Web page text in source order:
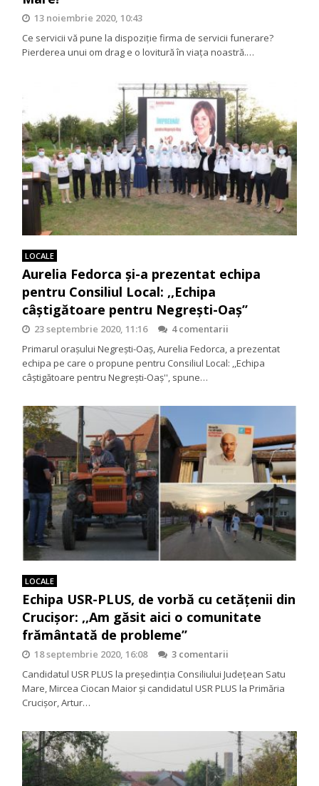
13 noiembrie 2020, 10:43
Ce servicii vă pune la dispoziție firma de servicii funerare?
Pierderea unui om drag e o lovitură în viața noastră.…
LOCALE
Aurelia Fedorca și-a prezentat echipa
pentru Consiliul Local: ,,Echipa
câștigătoare pentru Negrești-Oaș’’
23 septembrie 2020, 11:16
4 comentarii
Primarul orașului Negrești-Oaș, Aurelia Fedorca, a prezentat
echipa pe care o propune pentru Consiliul Local: ,,Echipa
câștigătoare pentru Negrești-Oaș'', spune…
LOCALE
Echipa USR-PLUS, de vorbă cu cetățenii din
Crucișor: ,,Am găsit aici o comunitate
frământată de probleme’’
18 septembrie 2020, 16:08
3 comentarii
Candidatul USR PLUS la președinția Consiliului Județean Satu
Mare, Mircea Ciocan Maior și candidatul USR PLUS la Primăria
Crucișor, Artur…